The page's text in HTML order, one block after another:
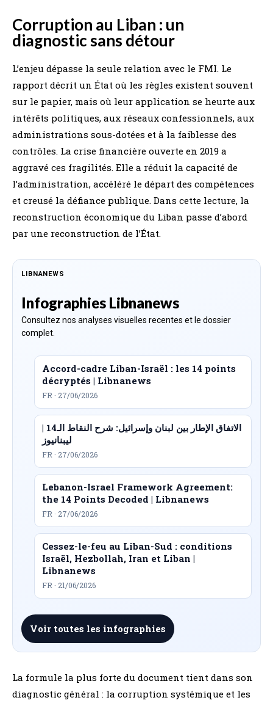
Corruption au Liban : un
diagnostic sans détour
L’enjeu dépasse la seule relation avec le FMI. Le
rapport décrit un État où les règles existent souvent
sur le papier, mais où leur application se heurte aux
intérêts politiques, aux réseaux confessionnels, aux
administrations sous-dotées et à la faiblesse des
contrôles. La crise financière ouverte en 2019 a
aggravé ces fragilités. Elle a réduit la capacité de
l’administration, accéléré le départ des compétences
et creusé la défiance publique. Dans cette lecture, la
reconstruction économique du Liban passe d’abord
par une reconstruction de l’État.
LIBNANEWS
Infographies Libnanews
Consultez nos analyses visuelles recentes et le dossier
complet.
Accord-cadre Liban-Israël : les 14 points
décryptés | Libnanews
FR · 27/06/2026
الاتفاق الإطار بين لبنان وإسرائيل: شرح النقاط الـ14 |
ليبنانيوز
FR · 27/06/2026
Lebanon-Israel Framework Agreement:
the 14 Points Decoded | Libnanews
FR · 27/06/2026
Cessez-le-feu au Liban-Sud : conditions
Israël, Hezbollah, Iran et Liban |
Libnanews
FR · 21/06/2026
Voir toutes les infographies
La formule la plus forte du document tient dans son
diagnostic général : la corruption systémique et les